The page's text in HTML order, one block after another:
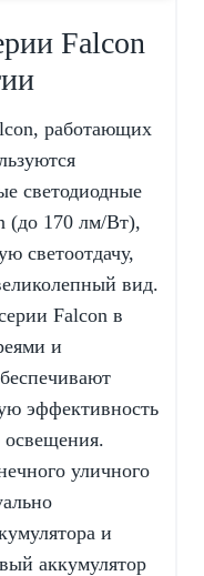
Falcon
работающих
светодиодные
(до 170 лм/Вт),
светоотдачу,
вид.
Falcon в
и
эффективность
освещения.
уличного
и
аккумулятор